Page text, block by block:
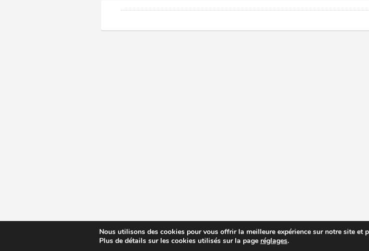
Nous utilisons des cookies pour vous offrir la meilleure expérience sur notre site et
Plus de détails sur les cookies utilisés sur la page réglages.